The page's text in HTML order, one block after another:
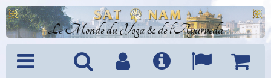
Le Monde du Yoga & de l'Ayurveda